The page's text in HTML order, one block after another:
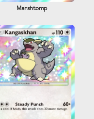
Marshtomp